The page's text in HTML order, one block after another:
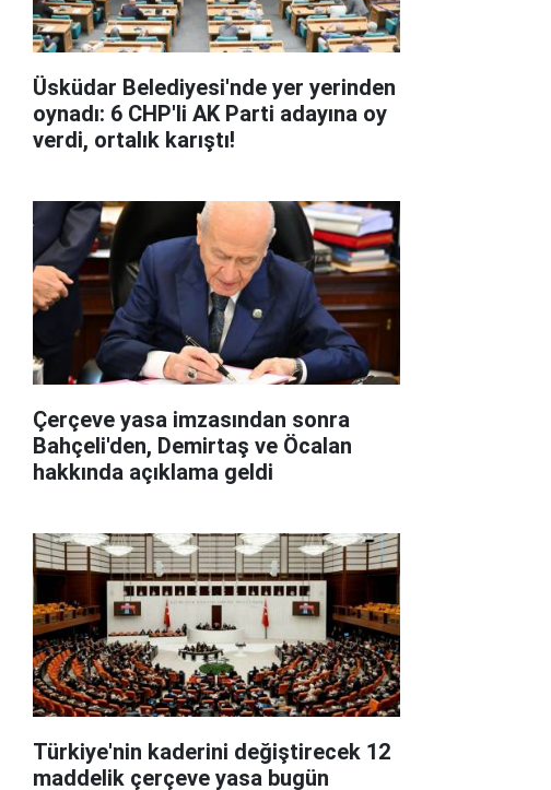
Üsküdar Belediyesi'nde yer yerinden
oynadı: 6 CHP'li AK Parti adayına oy
verdi, ortalık karıştı!
Çerçeve yasa imzasından sonra
Bahçeli'den, Demirtaş ve Öcalan
hakkında açıklama geldi
Türkiye'nin kaderini değiştirecek 12
maddelik çerçeve yasa bugün